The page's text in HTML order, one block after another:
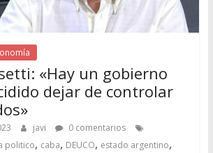
«Hay un gobierno
dejar de controlar
javi
0 comentarios
politico, caba, DEUCO, estado argentino,